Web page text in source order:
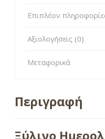
Επιπλέον
Αξιολογήσεις (0)
Μεταφορικά
Περιγραφή
Ξύλινο